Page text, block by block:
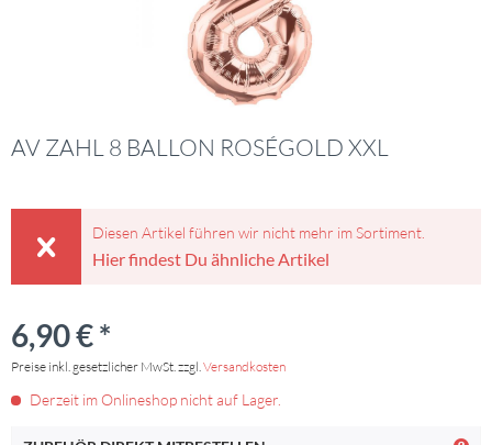
AV ZAHL 8 BALLON ROSÉGOLD XXL
Diesen Artikel führen wir nicht mehr im Sortiment.
Hier findest Du ähnliche Artikel
6,90 € *
Preise inkl. gesetzlicher MwSt. zzgl.Versandkosten
Derzeit im Onlineshop nicht auf Lager.